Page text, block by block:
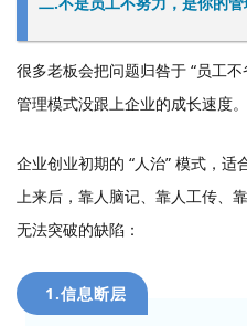
很多老板会把问题归咎于 “员工
管理模式没跟上企业的成长速度。
企业创业初期的 “人治” 模式，
上来后，靠人脑记、靠人工传、
无法突破的缺陷：
1.信息断层